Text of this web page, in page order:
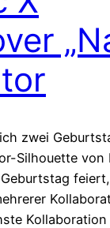
zwei
Silhouette von